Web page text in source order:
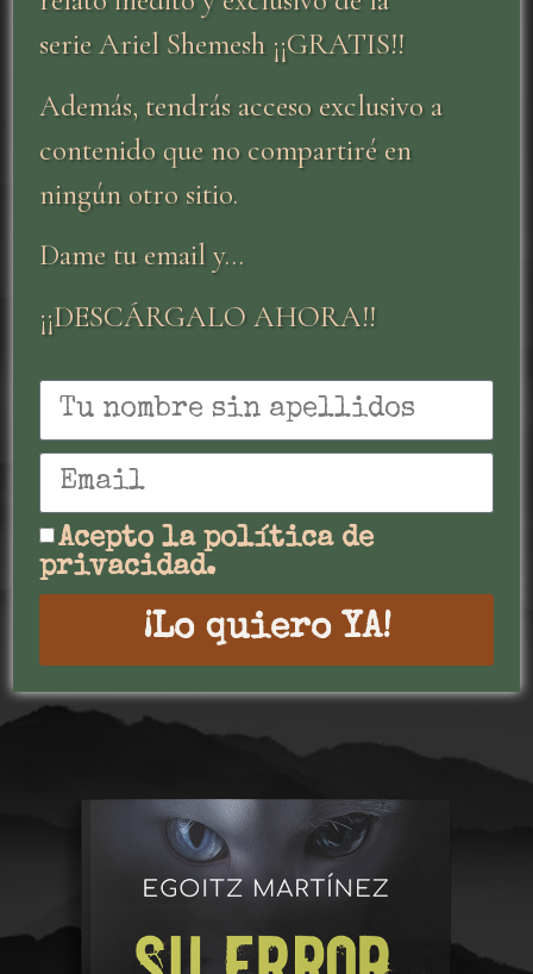
serie Ariel Shemesh ¡¡GRATIS!!
Además, tendrás acceso exclusivo a
contenido que no compartiré en
ningún otro sitio.
Dame tu email y…
¡¡DESCÁRGALO AHORA!!
Acepto la política de
privacidad.
¡Lo quiero YA!